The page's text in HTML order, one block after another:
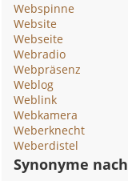
Webspinne
Website
Webseite
Webradio
Webpräsenz
Weblog
Weblink
Webkamera
Weberknecht
Weberdistel
Synonyme nach